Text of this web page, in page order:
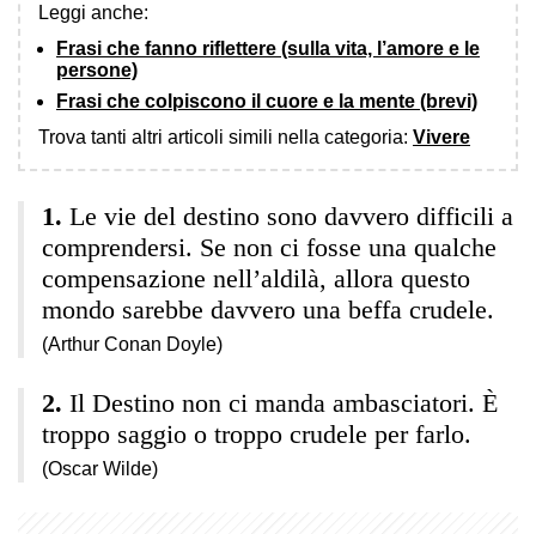
Leggi anche:
Frasi che fanno riflettere (sulla vita, l’amore e le
persone)
Frasi che colpiscono il cuore e la mente (brevi)
Trova tanti altri articoli simili nella categoria: Vivere
Le vie del destino sono davvero difficili a
comprendersi. Se non ci fosse una qualche
compensazione nell’aldilà, allora questo
mondo sarebbe davvero una beffa crudele.
(Arthur Conan Doyle)
Il Destino non ci manda ambasciatori. È
troppo saggio o troppo crudele per farlo.
(Oscar Wilde)